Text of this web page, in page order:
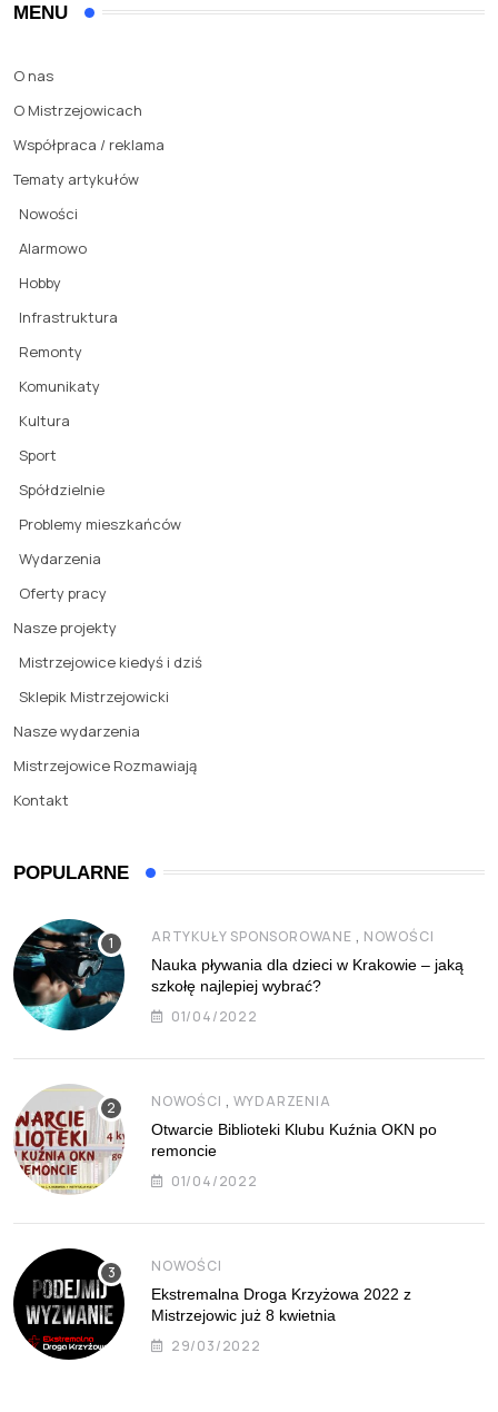
MENU
O nas
O Mistrzejowicach
Współpraca / reklama
Tematy artykułów
Nowości
Alarmowo
Hobby
Infrastruktura
Remonty
Komunikaty
Kultura
Sport
Spółdzielnie
Problemy mieszkańców
Wydarzenia
Oferty pracy
Nasze projekty
Mistrzejowice kiedyś i dziś
Sklepik Mistrzejowicki
Nasze wydarzenia
Mistrzejowice Rozmawiają
Kontakt
POPULARNE
ARTYKUŁY SPONSOROWANE , NOWOŚCI
Nauka pływania dla dzieci w Krakowie – jaką
szkołę najlepiej wybrać?
01/04/2022
NOWOŚCI , WYDARZENIA
Otwarcie Biblioteki Klubu Kuźnia OKN po
remoncie
01/04/2022
NOWOŚCI
Ekstremalna Droga Krzyżowa 2022 z
Mistrzejowic już 8 kwietnia
29/03/2022